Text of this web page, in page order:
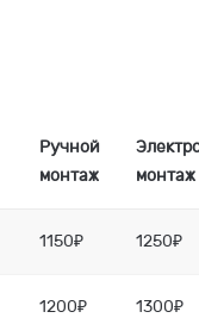
Ручной
монтаж
монтаж
1150₽ 1250₽
1200₽ 1300₽